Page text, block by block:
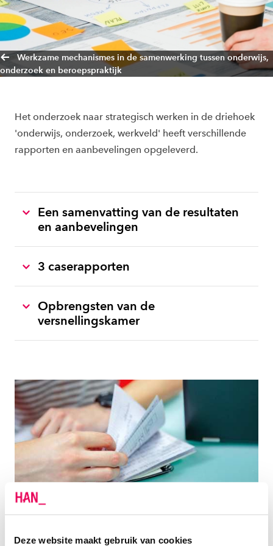
Deze website maakt gebruik van cookies
Werkzame mechanismes in de samenwerking tussen onderwijs,
onderzoek en beroepspraktijk
Het onderzoek naar strategisch werken in de driehoek
'onderwijs, onderzoek, werkveld' heeft verschillende
rapporten en aanbevelingen opgeleverd.
Een samenvatting van de resultaten
en aanbevelingen
3 caserapporten
Opbrengsten van de
versnellingskamer